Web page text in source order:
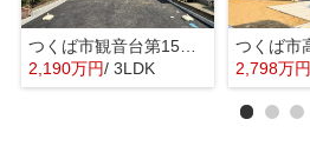
つくば市観音台第15 新築戸建
2,190万円/ 3LDK
2,798万円